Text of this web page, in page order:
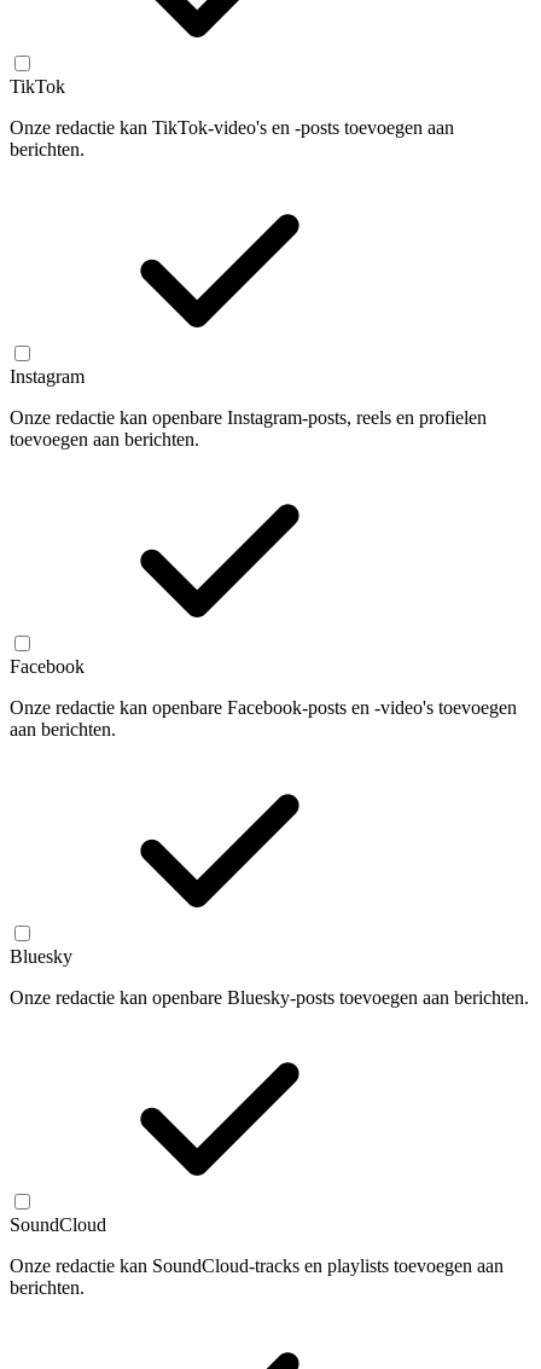
TikTok
Onze redactie kan TikTok-video's en -posts toevoegen aan
berichten.
Instagram
Onze redactie kan openbare Instagram-posts, reels en profielen
toevoegen aan berichten.
Facebook
Onze redactie kan openbare Facebook-posts en -video's toevoegen
aan berichten.
Bluesky
Onze redactie kan openbare Bluesky-posts toevoegen aan berichten.
SoundCloud
Onze redactie kan SoundCloud-tracks en playlists toevoegen aan
berichten.